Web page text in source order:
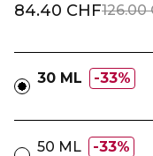
84.40 CHF126.00
30 ML 33%
50 ML 33%